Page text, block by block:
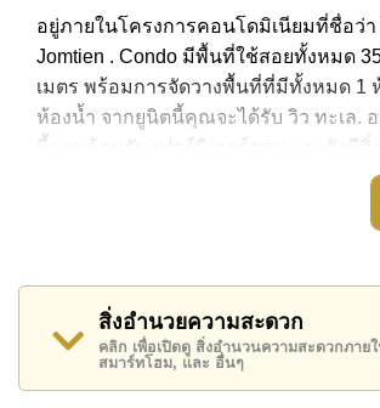
อยู่ภายในโครงการคอนโดมิเนียมที่ชื่อว่า
Jomtien . Condo มีพื้นที่ใช้สอยทั้งหมด
เมตร พร้อมการจัดวางพื้นที่ที่มีทั้งหมด 1
ห้องน้ำ จากยูนิตนี้คุณจะได้รับ วิว ทะเล.
นี้มาพร้อมกับ เฟอร์นิเจอร์ครบ และยังมีสิ่
สะดวก ได้แก่ มีระเบียง, เครื่องปรับอากา
อสังหาริมทรัพย์นี้สามารถใช้ สระว่ายน้ำ
ได้แก่ ฟิตเนสบนชั้นดาดฟ้า, สกายเทอร์เร
ซาวน่าหรือห้องอบไอน้ำ
สถานที่สำคัญใกล้ The Riviera Jomtien ไ
ไปชายหาดได้ง่าย, ไกล้เคียงรถประจำทา
สิ่งอำนวยความสะดวก
คลิก เพื่อเปิดดู สิ่งอำนวนความสะดวกภาย
สมาร์ทโฮม, และ อื่นๆ